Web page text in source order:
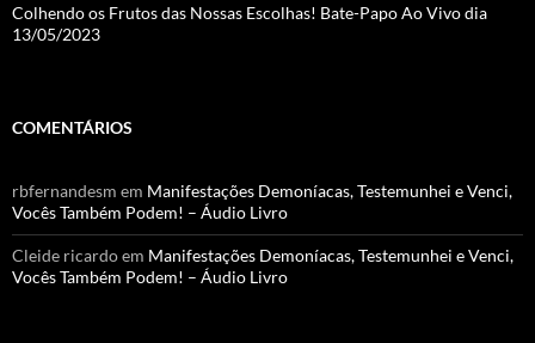
Colhendo os Frutos das Nossas Escolhas! Bate-Papo Ao Vivo dia
13/05/2023
COMENTÁRIOS
rbfernandesm em Manifestações Demoníacas, Testemunhei e Venci,
Vocês Também Podem! – Áudio Livro
Cleide ricardoem Manifestações Demoníacas, Testemunhei e Venci,
Vocês Também Podem! – Áudio Livro